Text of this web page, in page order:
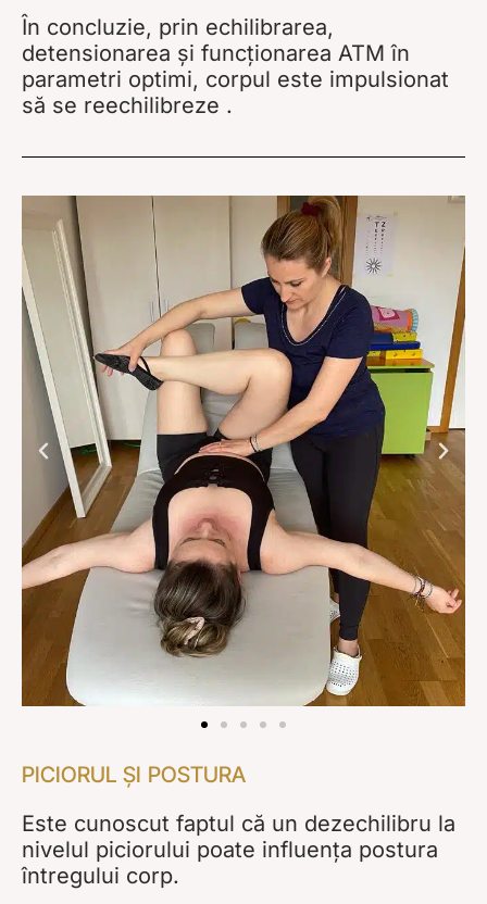
În concluzie, prin echilibrarea,
detensionarea și funcționarea ATM în
parametri optimi, corpul este impulsionat
să se reechilibreze .
PICIORUL ȘI POSTURA
Este cunoscut faptul că un dezechilibru la
nivelul piciorului poate influența postura
întregului corp.